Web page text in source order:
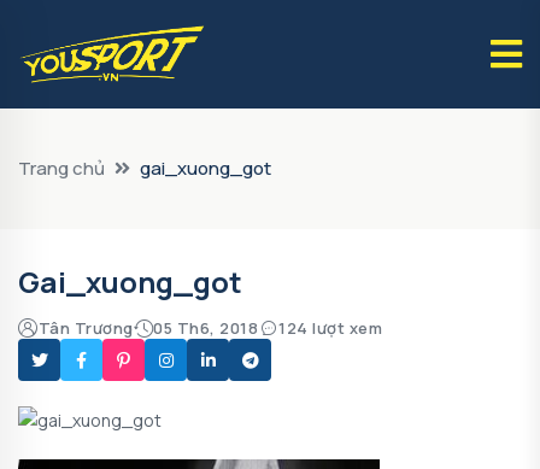
Trang chủ gai_xuong_got
Gai_xuong_got
Tân Trương 05 Th6, 2018 124 lượt xem